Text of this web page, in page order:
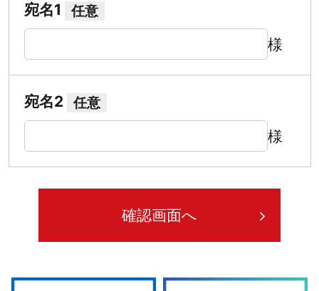
宛名1 任意
様
宛名2 任意
様